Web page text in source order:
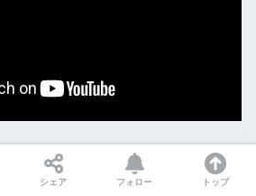
シェア フォロー トップ